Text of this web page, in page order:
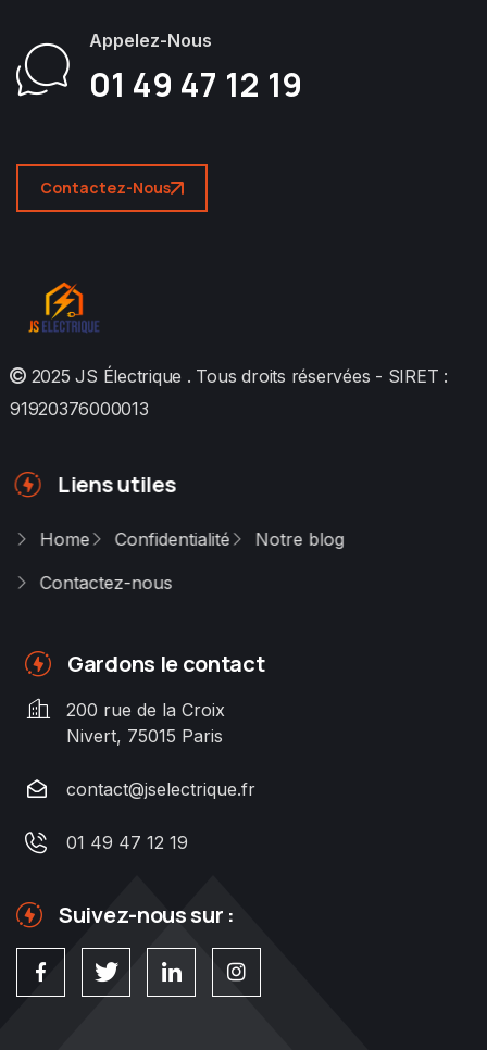
Appelez-Nous
01 49 47 12 19
Contactez-Nous
2025JS Électrique. Tous droits réservées - SIRET :
91920376000013
Liens utiles
Home Confidentialité
Notre blog
Contactez-nous
Gardons le contact
200 rue de la Croix
Nivert, 75015 Paris
contact@jselectrique.fr
01 49 47 12 19
Suivez-nous sur :